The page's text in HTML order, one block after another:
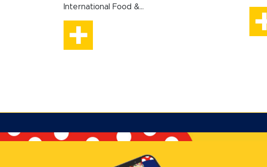
International Food &...